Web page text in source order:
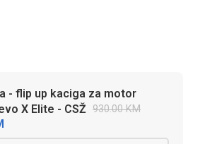
- flip up kaciga za motor
X Elite - CSŽ 930.00KM